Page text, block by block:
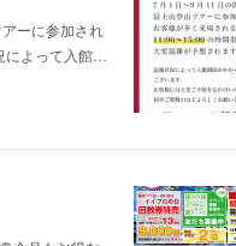
ーに参加され
によって入館…